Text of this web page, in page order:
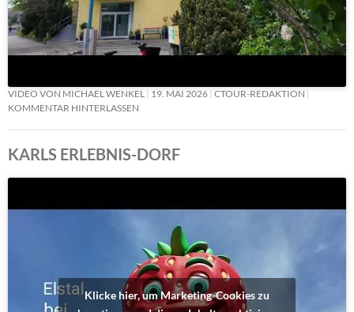
VIDEO VON MICHAEL WENKEL 19. MAI 2026 CTOUR-REDAKTION
KOMMENTAR HINTERLASSEN
KARLS ERLEBNIS-DORF
Klicke hier, um Marketing-Cookies zu